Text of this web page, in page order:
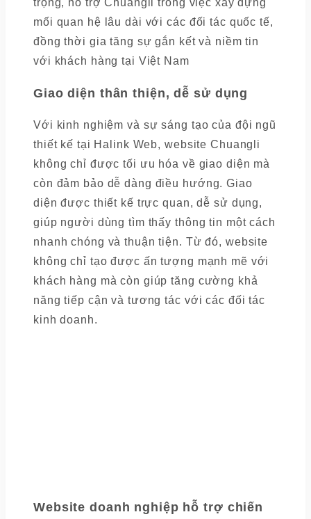
trọng, hỗ trợ Chuangli trong việc xây dựng
mối quan hệ lâu dài với các đối tác quốc tế,
đồng thời gia tăng sự gắn kết và niềm tin
với khách hàng tại Việt Nam
Giao diện thân thiện, dễ sử dụng
Với kinh nghiệm và sự sáng tạo của đội ngũ
thiết kế tại Halink Web, website Chuangli
không chỉ được tối ưu hóa về giao diện mà
còn đảm bảo dễ dàng điều hướng. Giao
diện được thiết kế trực quan, dễ sử dụng,
giúp người dùng tìm thấy thông tin một cách
nhanh chóng và thuận tiện. Từ đó, website
không chỉ tạo được ấn tượng mạnh mẽ với
khách hàng mà còn giúp tăng cường khả
năng tiếp cận và tương tác với các đối tác
kinh doanh.
Website doanh nghiệp hỗ trợ chiến